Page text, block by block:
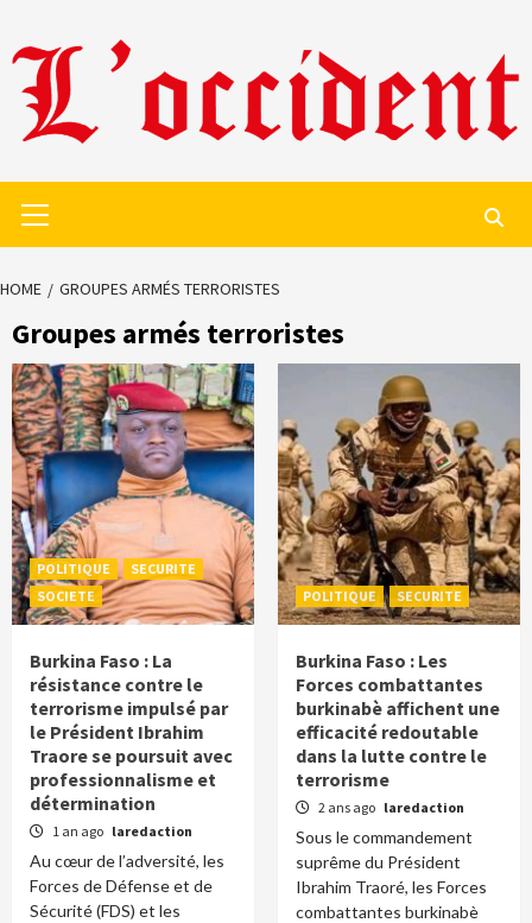
to
content
Menu
HOME GROUPES ARMÉS TERRORISTES
Groupes armés terroristes
POLITIQUE
SECURITE
SOCIETE
Burkina Faso : La
résistance contre le
terrorisme impulsé par
le Président Ibrahim
Traore se poursuit avec
professionnalisme et
détermination
1 an ago laredaction
Au cœur de l’adversité, les
Forces de Défense et de
Sécurité (FDS) et les
POLITIQUE SECURITE
Burkina Faso : Les
Forces combattantes
burkinabè affichent une
efficacité redoutable
dans la lutte contre le
terrorisme
2 ans ago laredaction
Sous le commandement
suprême du Président
Ibrahim Traoré, les Forces
combattantes burkinabè